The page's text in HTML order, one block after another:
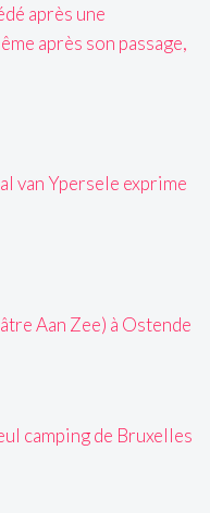
après une
après son passage,
van Ypersele exprime
Aan Zee) à Ostende
camping de Bruxelles